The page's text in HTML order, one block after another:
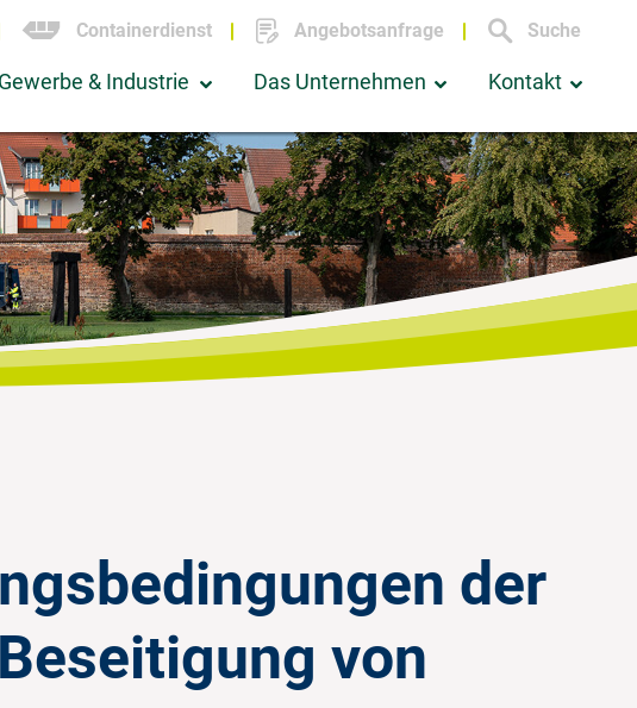
Containerdienst Angebotsanfrage Suche
Gewerbe & Industrie Das Unternehmen Kontakt
der
von